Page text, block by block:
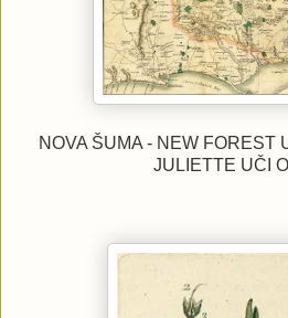
NOVA ŠUMA - NEW FOREST
JULIETTE UČI